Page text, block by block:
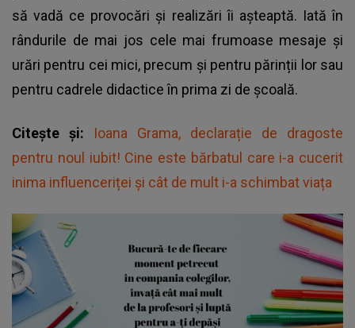
să vadă ce provocări și realizări îi așteaptă. Iată în
rândurile de mai jos cele mai frumoase mesaje și
urări pentru cei mici, precum și pentru părinții lor sau
pentru cadrele didactice în prima zi de școală.
Citește și: Ioana Grama, declarație de dragoste
pentru noul iubit! Cine este bărbatul care i-a cucerit
inima influenceriței și cât de mult i-a schimbat viața